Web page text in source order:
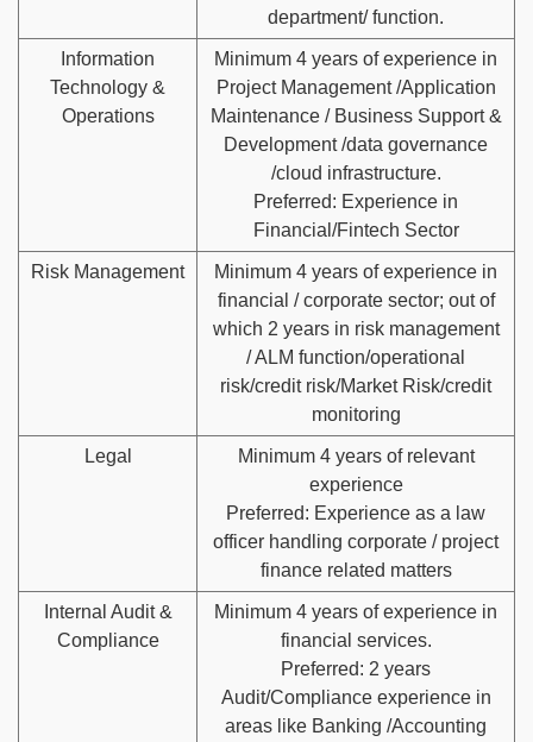
department/ function.
Information
Technology &
Operations
Minimum 4 years of experience in
Project Management /Application
Maintenance / Business Support &
Development /data governance
/cloud infrastructure.
Preferred: Experience in
Financial/Fintech Sector
Risk Management
Minimum 4 years of experience in
financial / corporate sector; out of
which 2 years in risk management
/ ALM function/operational
risk/credit risk/Market Risk/credit
monitoring
Legal
Minimum 4 years of relevant
experience
Preferred: Experience as a law
officer handling corporate / project
finance related matters
Internal Audit &
Compliance
Minimum 4 years of experience in
financial services.
Preferred: 2 years
Audit/Compliance experience in
areas like Banking /Accounting